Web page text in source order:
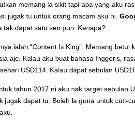
memang la sikit tapi apa yang aku
jugak tu untuk orang macam aku ni.
tak dapat satu sen pun. Kenapa?
ialah “Content Is King”. Memang
aje. Kalau aku buat bahasa Inggeris,
USD114. Kalau dapat sebulan
tahun 2017 ni aku nak target sebulan
jugak dapat tu. Boleh la guna untuk cuti-